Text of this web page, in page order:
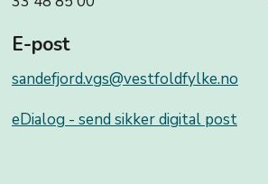
E-post
sandefjord.vgs@vestfoldfylke.no
eDialog - send sikker digital post